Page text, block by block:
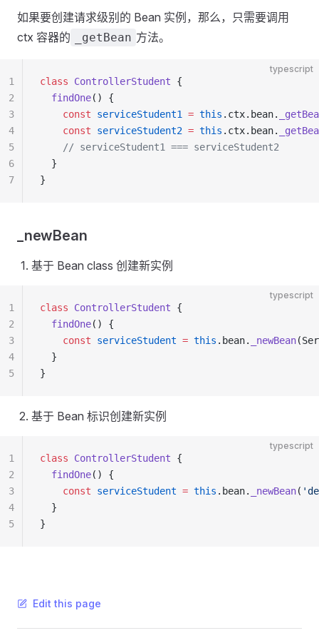
如果要创建请求级别的 Bean 实例，那么，只需要调用
ctx 容器的
_getBean 方法。
typescript
class ControllerStudent {
  findOne
() {
    const
serviceStudent1 = this .ctx.bean.
    const
serviceStudent2 = this .ctx.bean.
    // serviceStudent1 === serviceStudent2
  }
}
1
2
3
4
5
6
7
_newBean
基于 Bean class 创建新实例
typescript
class ControllerStudent {
  findOne
() {
    const
serviceStudent = this .bean. _newBean
  }
}
1
2
3
4
5
基于 Bean 标识创建新实例
typescript
class ControllerStudent {
  findOne
() {
    const
serviceStudent = this .bean. _newBean(
  }
}
1
2
3
4
5
Edit this page